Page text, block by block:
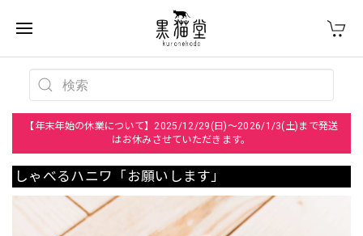
【年末年始の休業について】2025/12/29(日)～2026/1/3(土)まで発送
はお休みさせていただきます。
しゃべるハニワ「お願いします」